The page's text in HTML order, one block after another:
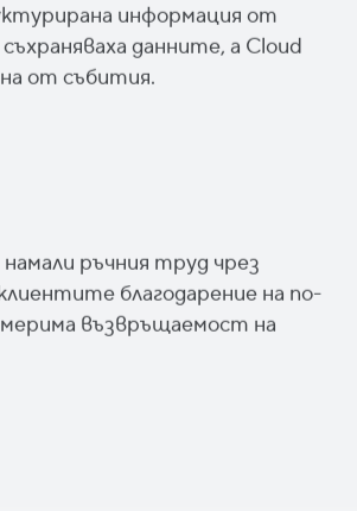
информация от
данните, а Cloud
от събития.
ръчния труд чрез
благодарение на по-
възвръщаемост на